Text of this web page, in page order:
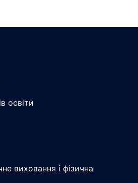
освіти
виховання і фізична